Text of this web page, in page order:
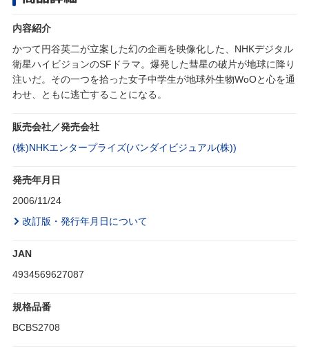
内容紹介
かつて円谷英二が立案した幻の企画を映像化した、NHKデジタル
衛星ハイビジョンのSFドラマ。爆発した彗星の破片が地球に降り
注いだ。その一つを拾った女子中学生が地球外生物WoOと心を通
わせ、ともに逃亡することになる。
販売会社／発売会社
(株)NHKエンタープライズ(バンダイビジュアル(株))
発売年月日
2006/11/24
改訂版・発行年月日について
JAN
4934569627087
規格品番
BCBS2708